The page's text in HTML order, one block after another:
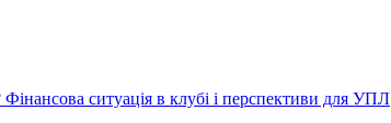
ситуація в клубі і перспективи для УПЛ